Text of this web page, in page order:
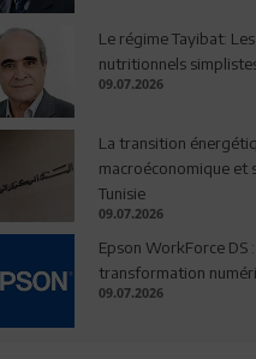
Le régime Tayibat:
nutritionnels
09.07.2026
La transition
macroéconomique et
Tunisie
09.07.2026
Epson WorkForce DS
transformation
09.07.2026